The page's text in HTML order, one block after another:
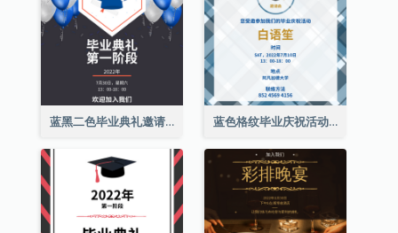
蓝黑二色毕业典礼邀请函 蓝色格纹毕业庆祝活动邀请函